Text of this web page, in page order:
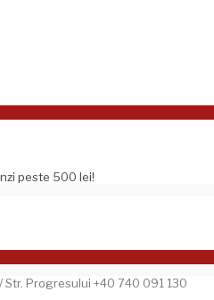
peste 500 lei!
Progresului +40 740 091 130